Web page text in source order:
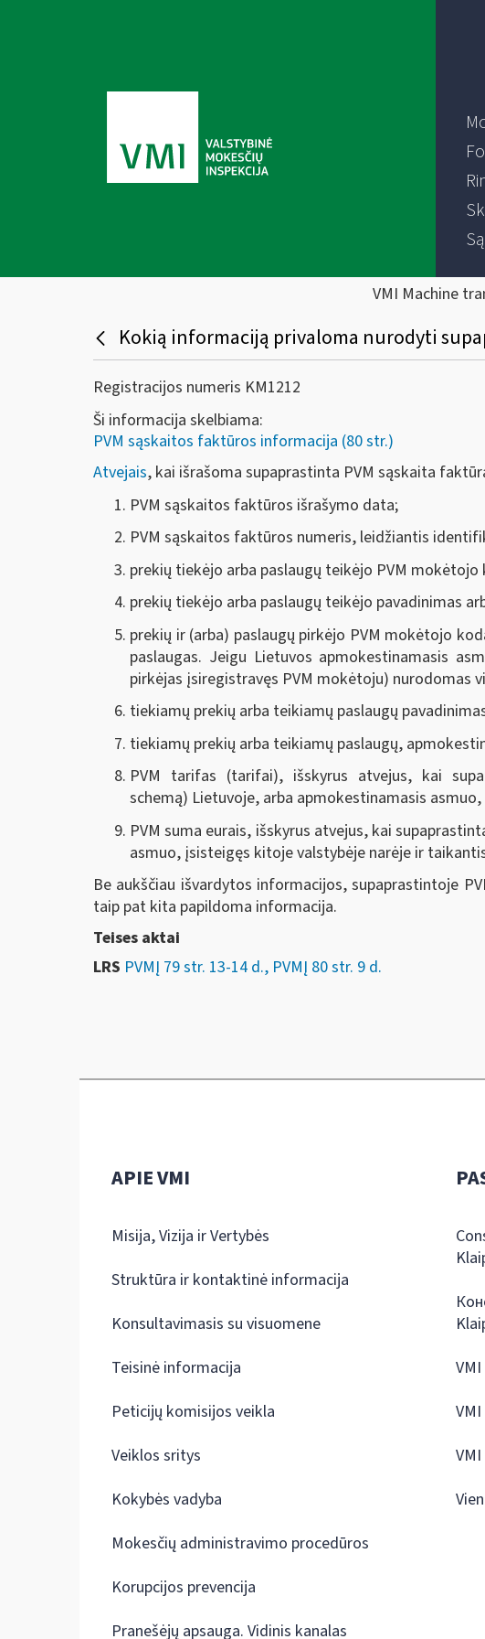
VMI Machine
Kokią informaciją privaloma nurodyti
Registracijos numeris KM1212
Ši informacija skelbiama:
PVM sąskaitos faktūros informacija (80 str.)
Atvejais, kai išrašoma supaprastinta PVM sąskaita
PVM sąskaitos faktūros išrašymo data;
PVM sąskaitos faktūros numeris, leidžiantis
prekių tiekėjo arba paslaugų teikėjo PVM mokėtojo
prekių tiekėjo arba paslaugų teikėjo pavadinimas
prekių ir (arba) paslaugų pirkėjo PVM mokėtojo
paslaugas. Jeigu Lietuvos apmokestinamasis
pirkėjas įsiregistravęs PVM mokėtoju) nurodomas
tiekiamų prekių arba teikiamų paslaugų
tiekiamų prekių arba teikiamų paslaugų,
PVM tarifas (tarifai), išskyrus atvejus, kai
schemą) Lietuvoje, arba apmokestinamasis
PVM suma eurais, išskyrus atvejus, kai
asmuo, įsisteigęs kitoje valstybėje narėje ir
Be aukščiau išvardytos informacijos, supaprastintoje
taip pat kita papildoma informacija.
Teises aktai
LRS PVMĮ 79 str. 13-14 d., PVMĮ 80 str. 9 d.
APIE VMI
Misija, Vizija ir Vertybės
Struktūra ir kontaktinė informacija
Konsultavimasis su visuomene
Teisinė informacija
Peticijų komisijos veikla
Veiklos sritys
Kokybės vadyba
Mokesčių administravimo procedūros
Korupcijos prevencija
Pranešėjų apsauga. Vidinis kanalas